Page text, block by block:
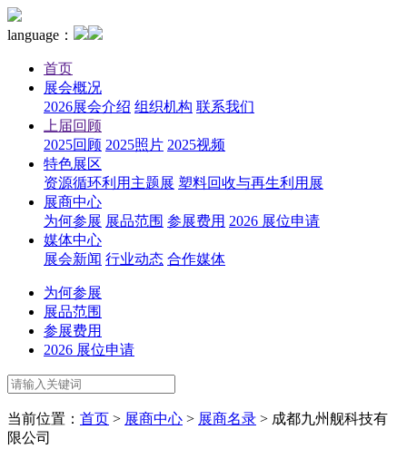
language：
首页
展会概况
2026展会介绍 组织机构 联系我们
上届回顾
2025回顾 2025照片 2025视频
特色展区
资源循环利用主题展 塑料回收与再生利用展
展商中心
为何参展 展品范围 参展费用 2026 展位申请
媒体中心
展会新闻 行业动态 合作媒体
为何参展
展品范围
参展费用
2026 展位申请
当前位置： 首页 > 展商中心 > 展商名录 > 成都九州舰科技有
限公司